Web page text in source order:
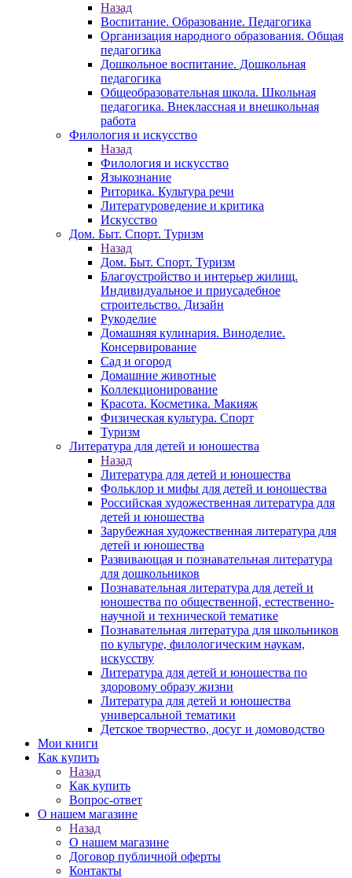
Назад
Воспитание. Образование. Педагогика
Организация народного образования. Общая
педагогика
Дошкольное воспитание. Дошкольная
педагогика
Общеобразовательная школа. Школьная
педагогика. Внеклассная и внешкольная
работа
Филология и искусство
Назад
Филология и искусство
Языкознание
Риторика. Культура речи
Литературоведение и критика
Искусство
Дом. Быт. Спорт. Туризм
Назад
Дом. Быт. Спорт. Туризм
Благоустройство и интерьер жилищ.
Индивидуальное и приусадебное
строительство. Дизайн
Рукоделие
Домашняя кулинария. Виноделие.
Консервирование
Сад и огород
Домашние животные
Коллекционирование
Красота. Косметика. Макияж
Физическая культура. Спорт
Туризм
Литература для детей и юношества
Назад
Литература для детей и юношества
Фольклор и мифы для детей и юношества
Российская художественная литература для
детей и юношества
Зарубежная художественная литература для
детей и юношества
Развивающая и познавательная литература
для дошкольников
Познавательная литература для детей и
юношества по общественной, естественно-
научной и технической тематике
Познавательная литература для школьников
по культуре, филологическим наукам,
искусству
Литература для детей и юношества по
здоровому образу жизни
Литература для детей и юношества
универсальной тематики
Детское творчество, досуг и домоводство
Мои книги
Как купить
Назад
Как купить
Вопрос-ответ
О нашем магазине
Назад
О нашем магазине
Договор публичной оферты
Контакты